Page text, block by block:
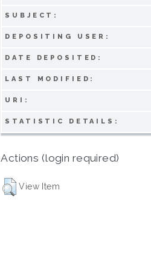
SUBJECT:
DEPOSITING USER:
DATE DEPOSITED:
LAST MODIFIED:
URI:
STATISTIC DETAILS:
Actions (login required)
View Item